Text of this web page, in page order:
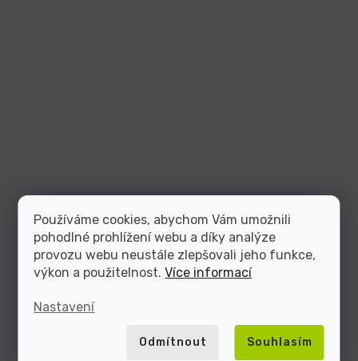
Používáme cookies, abychom Vám umožnili
pohodlné prohlížení webu a díky analýze
provozu webu neustále zlepšovali jeho funkce,
výkon a použitelnost.Více informací
Nastavení
Odmítnout Souhlasím